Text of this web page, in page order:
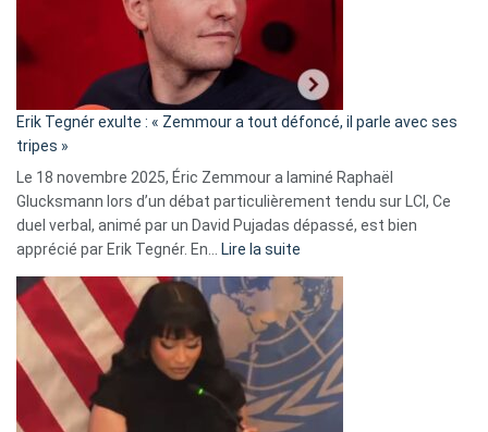
«
C’est
fake
news
»
Erik Tegnér exulte : « Zemmour a tout défoncé, il parle avec ses
tripes »
Le 18 novembre 2025, Éric Zemmour a laminé Raphaël
Glucksmann lors d’un débat particulièrement tendu sur LCI, Ce
duel verbal, animé par un David Pujadas dépassé, est bien
apprécié par Erik Tegnér. En… Lire la suite
Erik
Tegnér
exulte
:
« Zemmour
a
tout